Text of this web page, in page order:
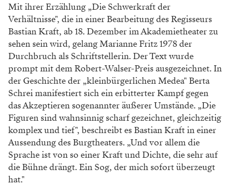
Mit ihrer Erzählung „Die Schwerkraft der
Verhältnisse", die in einer Bearbeitung des Regisseurs
Bastian Kraft, ab 18. Dezember im Akademietheater zu
sehen sein wird, gelang Marianne Fritz 1978 der
Durchbruch als Schriftstellerin. Der Text wurde
prompt mit dem Robert-Walser-Preis ausgezeichnet. In
der Geschichte der „kleinbürgerlichen Medea" Berta
Schrei manifestiert sich ein erbitterter Kampf gegen
das Akzeptieren sogenannter äußerer Umstände. „Die
Figuren sind wahnsinnig scharf gezeichnet, gleichzeitig
komplex und tief", beschreibt es Bastian Kraft in einer
Aussendung des Burgtheaters. „Und vor allem die
Sprache ist von so einer Kraft und Dichte, die sehr auf
die Bühne drängt. Ein Sog, der mich sofort überzeugt
hat."